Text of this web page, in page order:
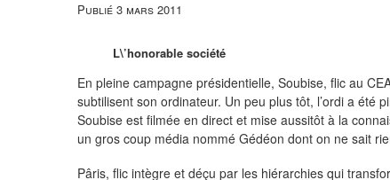
Publié 3 mars 2011
L\’honorable société
En pleine campagne présidentielle, Soubise, flic au
subtilisent son ordinateur. Un peu plus tôt, l’ordi a été
Soubise est filmée en direct et mise aussitôt à la
un gros coup média nommé Gédéon dont on ne sait
Pâris, flic intègre et déçu par les hiérarchies qui